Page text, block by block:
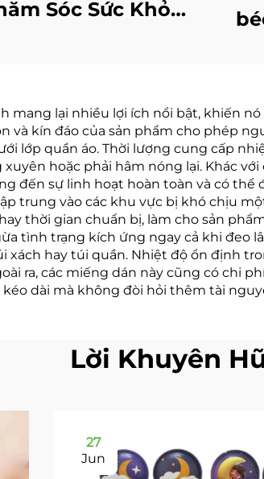
Sóc Sức Khỏe
Bất Kỳ Khớp Gối
Dược Miếng
Đầu Gối Giảm
Đau
mang lại nhiều lợi ích nổi bật, khiến
và kín đáo của sản phẩm cho phép
lớp quần áo. Thời lượng cung cấp
hoặc phải hâm nóng lại. Khác
đến sự linh hoạt hoàn toàn và có
trung vào các khu vực bị khó chịu
thời gian chuẩn bị, làm cho sản
tình trạng kích ứng ngay cả khi đeo
hay túi quần. Nhiệt độ ổn định
ra, các miếng dán này cũng có chi
dài mà không đòi hỏi thêm tài
Lời Khuyên
27
Jun